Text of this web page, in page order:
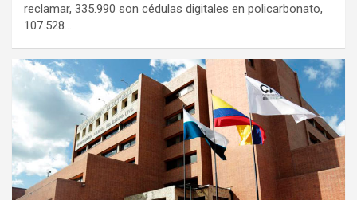
reclamar, 335.990 son cédulas digitales en policarbonato,
107.528…